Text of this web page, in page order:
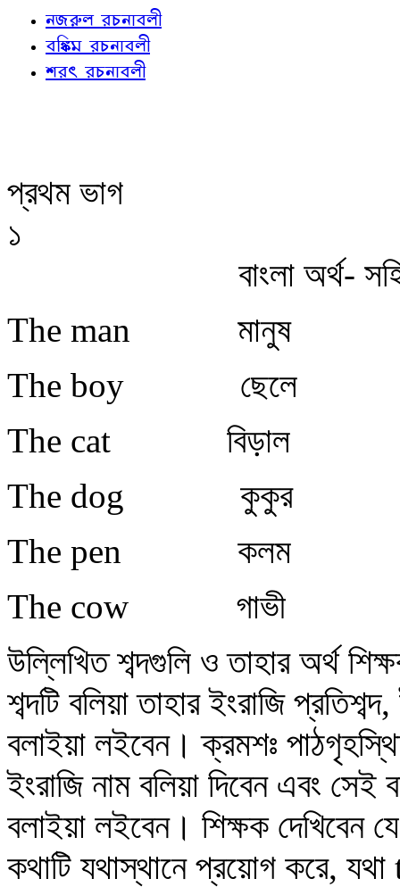
নজরুল রচনাবলী
বঙ্কিম রচনাবলী
শরৎ রচনাবলী
প্রথম ভাগ
১
বাংলা অর্থ-
The man
মানুষ
The boy
ছেলে
The cat
বিড়াল
The dog
কুকুর
The pen
কলম
The cow
গাভী
উল্লিখিত শব্দগুলি ও তাহার অর্থ
শব্দটি বলিয়া তাহার ইংরাজি
বলাইয়া লইবেন। ক্রমশঃ
ইংরাজি নাম বলিয়া দিবেন এবং সেই
বলাইয়া লইবেন। শিক্ষক দেখিবেন
কথাটি যথাস্থানে প্রয়োগ করে,